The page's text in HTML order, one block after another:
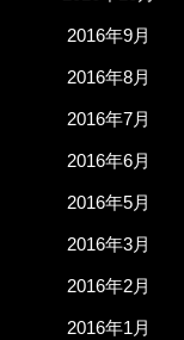
2016年9月
2016年8月
2016年7月
2016年6月
2016年5月
2016年3月
2016年2月
2016年1月